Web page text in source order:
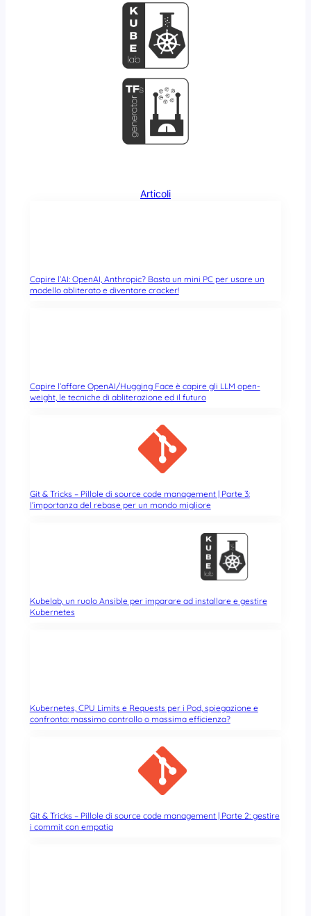
Articoli
Capire l’AI: OpenAI, Anthropic? Basta un mini PC per usare un
modello abliterato e diventare cracker!
Capire l’affare OpenAI/Hugging Face è capire gli LLM open-
weight, le tecniche di abliterazione ed il futuro
Git & Tricks – Pillole di source code management | Parte 3:
l’importanza del rebase per un mondo migliore
Kubelab, un ruolo Ansible per imparare ad installare e gestire
Kubernetes
Kubernetes, CPU Limits e Requests per i Pod, spiegazione e
confronto: massimo controllo o massima efficienza?
Git & Tricks – Pillole di source code management | Parte 2: gestire
i commit con empatia